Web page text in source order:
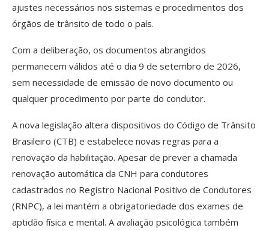
ajustes necessários nos sistemas e procedimentos dos
órgãos de trânsito de todo o país.
Com a deliberação, os documentos abrangidos
permanecem válidos até o dia 9 de setembro de 2026,
sem necessidade de emissão de novo documento ou
qualquer procedimento por parte do condutor.
A nova legislação altera dispositivos do Código de Trânsito
Brasileiro (CTB) e estabelece novas regras para a
renovação da habilitação. Apesar de prever a chamada
renovação automática da CNH para condutores
cadastrados no Registro Nacional Positivo de Condutores
(RNPC), a lei mantém a obrigatoriedade dos exames de
aptidão física e mental. A avaliação psicológica também